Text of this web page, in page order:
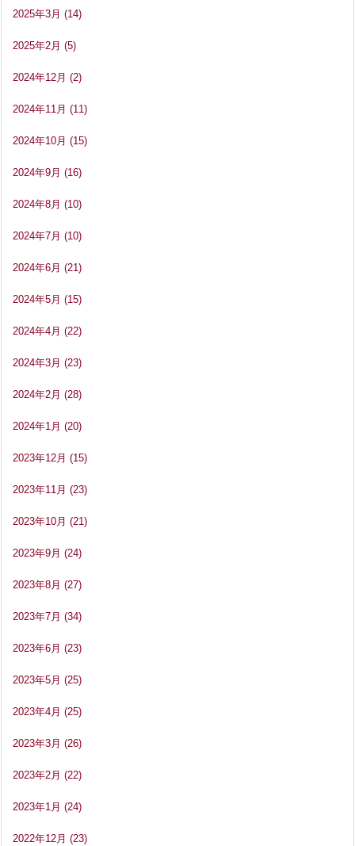
2025年3月 (14)
2025年2月 (5)
2024年12月 (2)
2024年11月 (11)
2024年10月 (15)
2024年9月 (16)
2024年8月 (10)
2024年7月 (10)
2024年6月 (21)
2024年5月 (15)
2024年4月 (22)
2024年3月 (23)
2024年2月 (28)
2024年1月 (20)
2023年12月 (15)
2023年11月 (23)
2023年10月 (21)
2023年9月 (24)
2023年8月 (27)
2023年7月 (34)
2023年6月 (23)
2023年5月 (25)
2023年4月 (25)
2023年3月 (26)
2023年2月 (22)
2023年1月 (24)
2022年12月 (23)